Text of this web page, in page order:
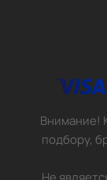
Внимание!
подбору,